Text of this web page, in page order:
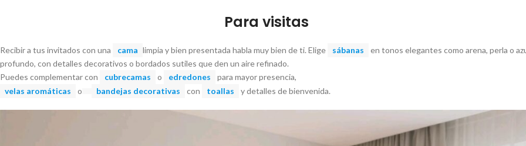
Para visitas
Recibir a tus invitados con una cama limpia y bien presentada habla muy bien de ti. Elige sábanas
en tonos elegantes como arena, perla o
profundo, con detalles decorativos o bordados sutiles que den un aire refinado.
Puedes complementar con
cubrecamas o edredones
para mayor presencia,
velas aromáticas
o bandejas decorativas con toallas y detalles de bienvenida.